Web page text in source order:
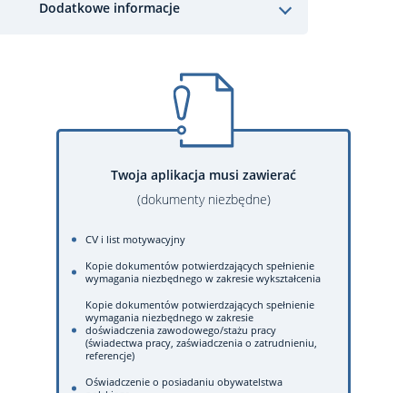
Dodatkowe informacje
Twoja aplikacja musi zawierać
(dokumenty niezbędne)
CV i list motywacyjny
Kopie dokumentów potwierdzających spełnienie
wymagania niezbędnego w zakresie wykształcenia
Kopie dokumentów potwierdzających spełnienie
wymagania niezbędnego w zakresie
doświadczenia zawodowego/stażu pracy
(świadectwa pracy, zaświadczenia o zatrudnieniu,
referencje)
Oświadczenie o posiadaniu obywatelstwa